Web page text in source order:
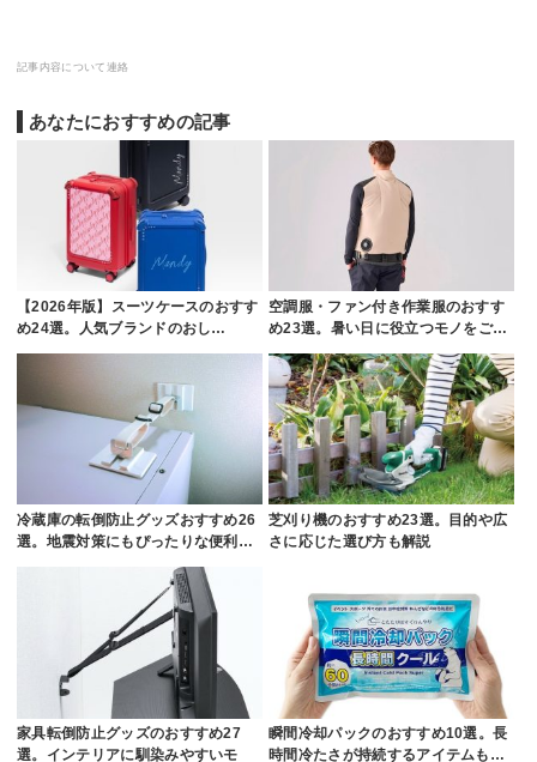
記事内容について連絡
あなたにおすすめの記事
【2026年版】スーツケースのおすす
め24選。人気ブランドのおし…
空調服・ファン付き作業服のおすす
め23選。暑い日に役立つモノをご…
冷蔵庫の転倒防止グッズおすすめ26
選。地震対策にもぴったりな便利…
芝刈り機のおすすめ23選。目的や広
さに応じた選び方も解説
家具転倒防止グッズのおすすめ27
選。インテリアに馴染みやすいモ
瞬間冷却パックのおすすめ10選。長
時間冷たさが持続するアイテムも…